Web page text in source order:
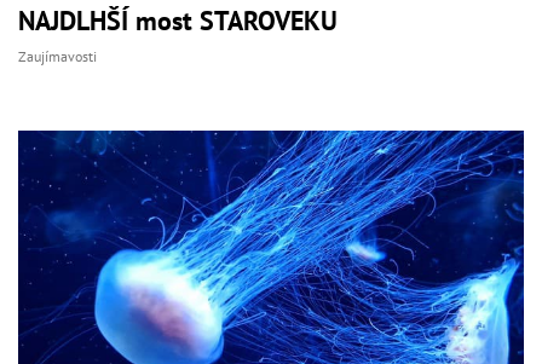
NAJDLHŠÍ most STAROVEKU
Zaujímavosti